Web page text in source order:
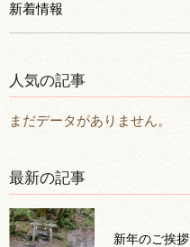
新着情報
人気の記事
まだデータがありません。
最新の記事
新年のご挨拶